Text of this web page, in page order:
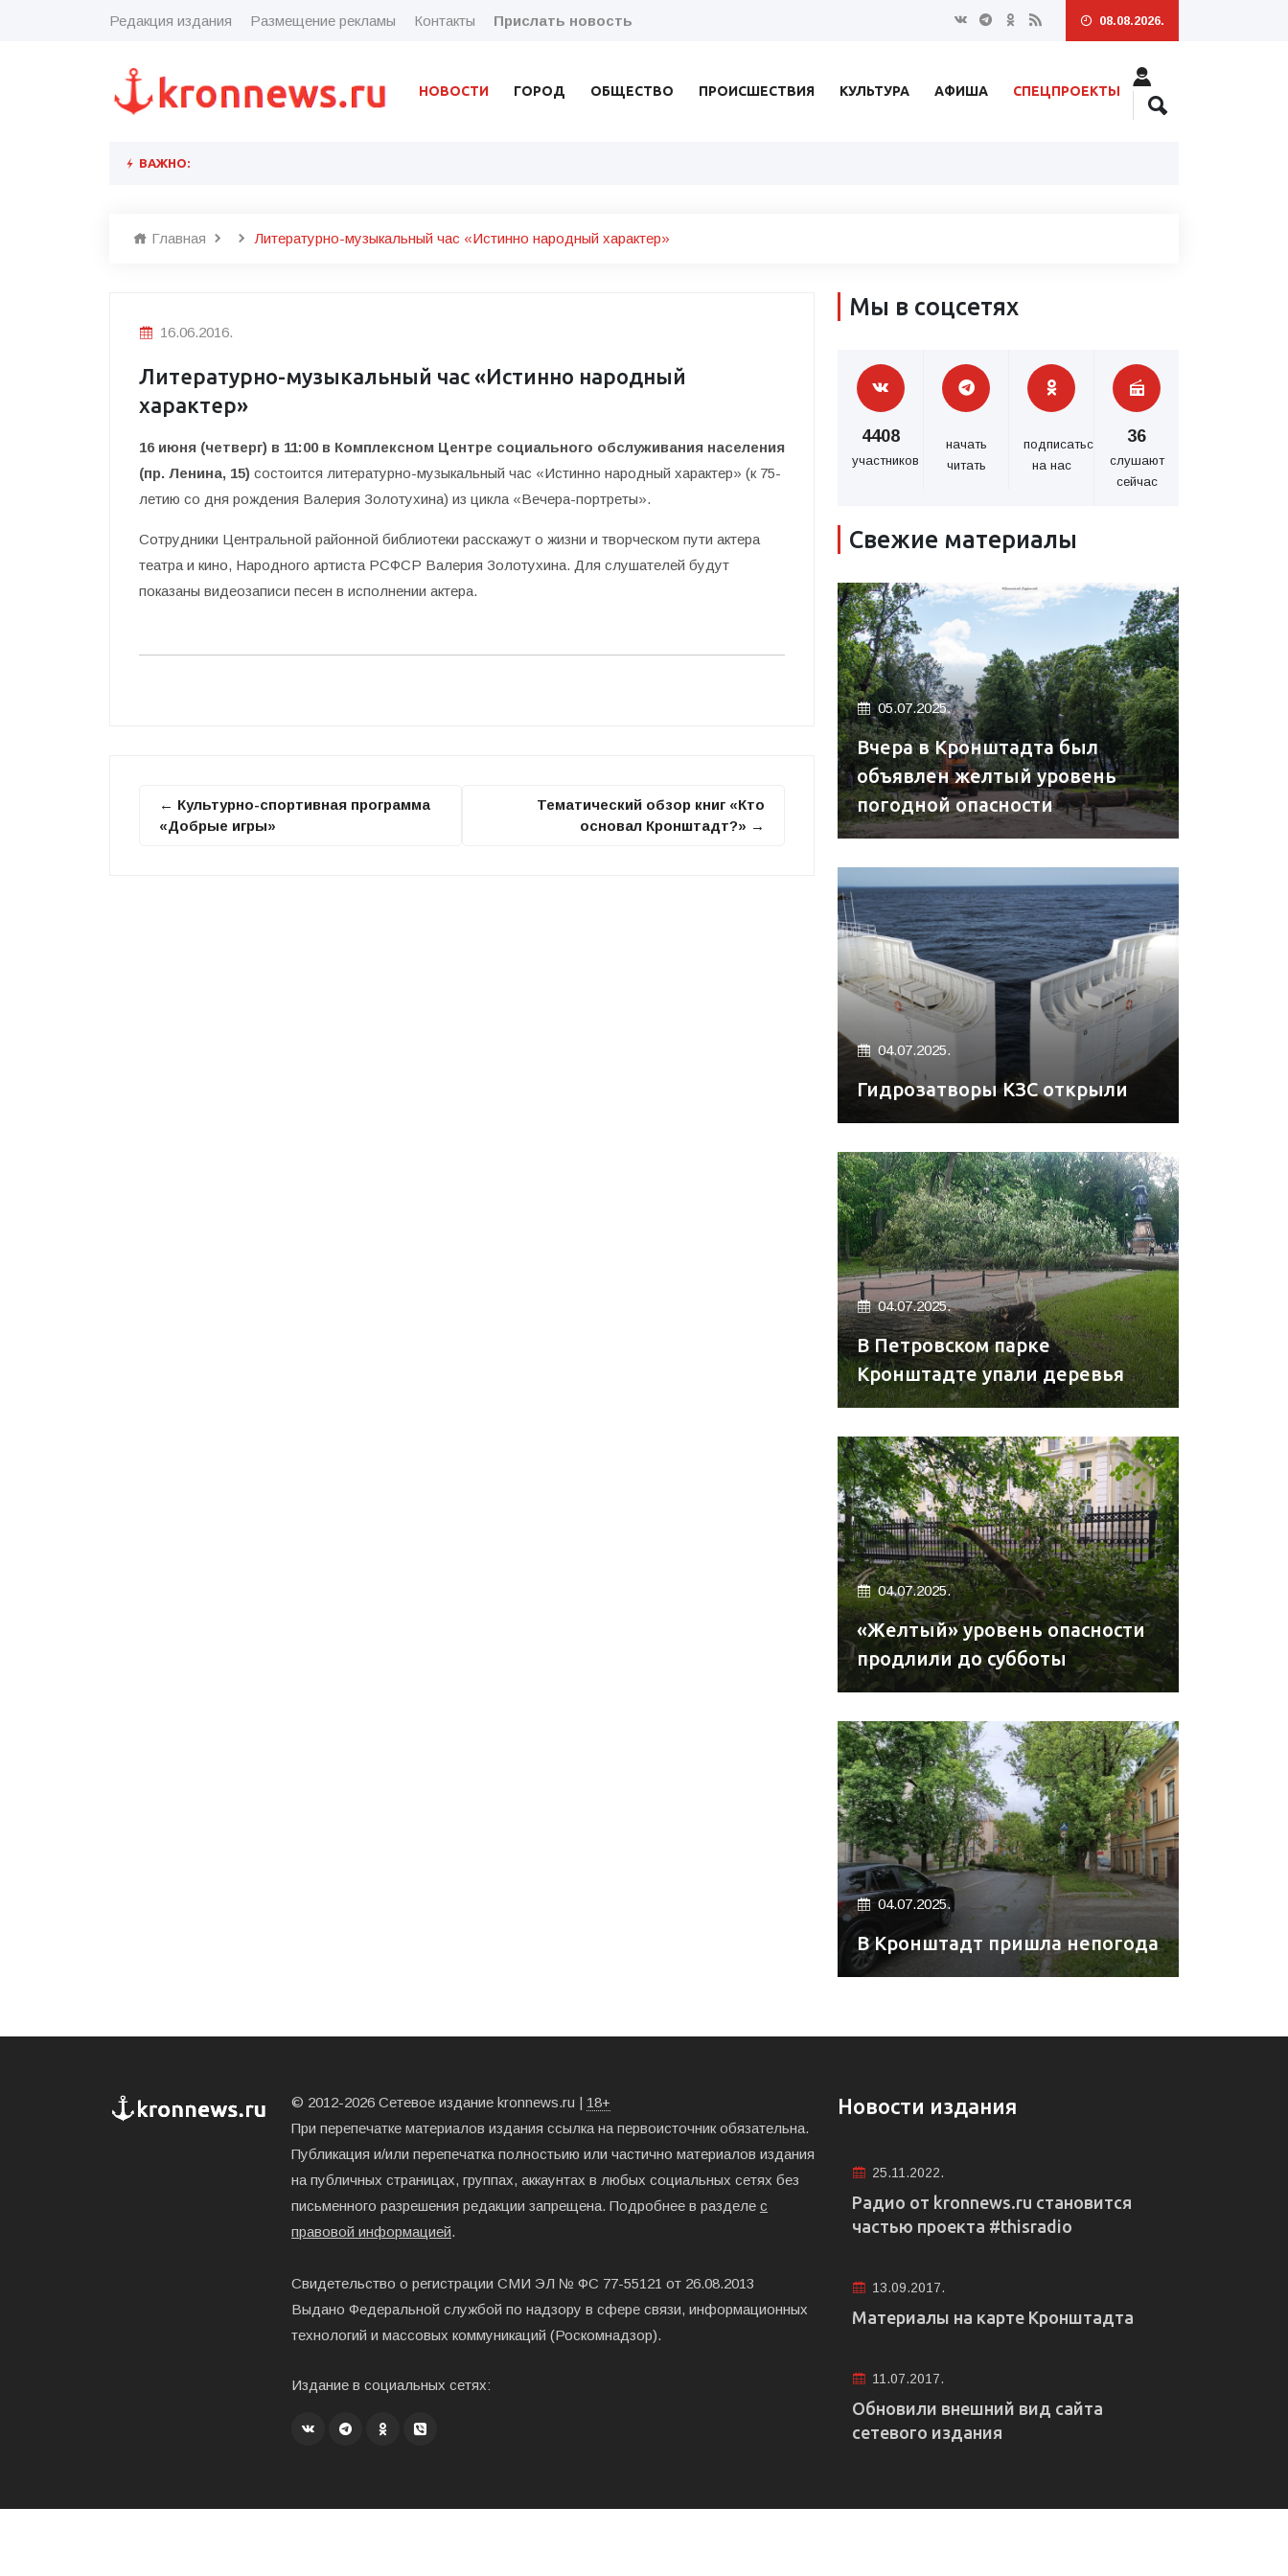
Редакция издания Размещение рекламы Контакты Прислать новость 08.08.2026.
НОВОСТИ ГОРОД ОБЩЕСТВО ПРОИСШЕСТВИЯ КУЛЬТУРА АФИША СПЕЦПРОЕКТЫ
ВАЖНО:
Главная Литературно-музыкальный час «Истинно народный характер»
16.06.2016.
Литературно-музыкальный час «Истинно народный
характер»
16 июня (четверг) в 11:00 в Комплексном Центре социального обслуживания населения
(пр. Ленина, 15) состоится литературно-музыкальный час «Истинно народный характер» (к 75-
летию со дня рождения Валерия Золотухина) из цикла «Вечера-портреты».
Сотрудники Центральной районной библиотеки расскажут о жизни и творческом пути актера
театра и кино, Народного артиста РСФСР Валерия Золотухина. Для слушателей будут
показаны видеозаписи песен в исполнении актера.
← Культурно-спортивная программа
«Добрые игры»
Тематический обзор книг «Кто
основал Кронштадт?» →
Мы в соцсетях
4408
участников
начать
читать
подписаться
на нас
36
слушают
сейчас
Свежие материалы
05.07.2025.
Вчера в Кронштадта был
объявлен желтый уровень
погодной опасности
04.07.2025.
Гидрозатворы КЗС открыли
04.07.2025.
В Петровском парке
Кронштадте упали деревья
04.07.2025.
«Желтый» уровень опасности
продлили до субботы
04.07.2025.
В Кронштадт пришла непогода
© 2012-2026 Сетевое издание kronnews.ru | 18+
При перепечатке материалов издания ссылка на первоисточник обязательна.
Публикация и/или перепечатка полностьию или частично материалов издания
на публичных страницах, группах, аккаунтах в любых социальных сетях без
письменного разрешения редакции запрещена. Подробнее в разделе с
правовой информацией.
Свидетельство о регистрации СМИ ЭЛ № ФС 77-55121 от 26.08.2013
Выдано Федеральной службой по надзору в сфере связи, информационных
технологий и массовых коммуникаций (Роскомнадзор).
Издание в социальных сетях:
Новости издания
25.11.2022.
Радио от kronnews.ru становится
частью проекта #thisradio
13.09.2017.
Материалы на карте Кронштадта
11.07.2017.
Обновили внешний вид сайта
сетевого издания